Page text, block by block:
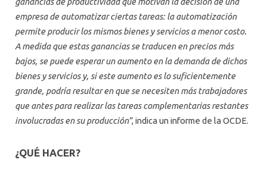
empresa de automatizar ciertas tareas: la automatización
permite producir los mismos bienes y servicios a menor costo.
A medida que estas ganancias se traducen en precios más
bajos, se puede esperar un aumento en la demanda de dichos
bienes y servicios y, si este aumento es lo suficientemente
grande, podría resultar en que se necesiten más trabajadores
que antes para realizar las tareas complementarias restantes
involucradas en su producción”, indica un informe de la OCDE.
¿QUÉ HACER?